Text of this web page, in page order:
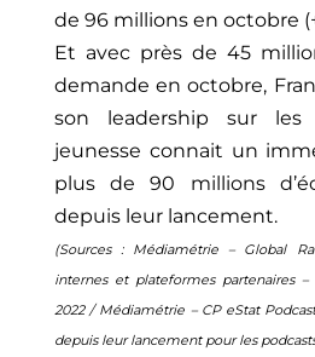
de 96 millions en octobre
Et avec près de 45
demande en octobre,
son leadership sur les
jeunesse connait un
plus de 90 millions
depuis leur lancement.
(Sources : Médiamétrie – Global
internes et plateformes partenaires –
2022 / Médiamétrie – CP eStat
depuis leur lancement pour les